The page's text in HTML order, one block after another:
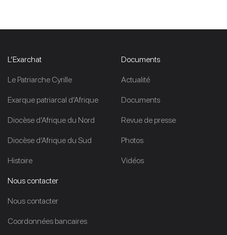
L’Exarchat
Le Patriarche Cyrille
Exarque patriarcal d’Afrique
Diocèse d’Afrique du Nord
Diocèse d’Afrique du Sud
Histoire
Documents
Actualité
Documents
Revue de presse
Photos
Vidéos
Nous contacter
Nous contacter
Coordonnées bancaires